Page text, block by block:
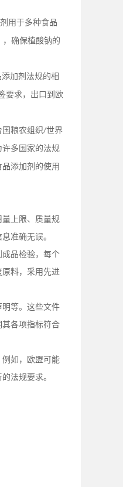
用于多种食品
，确保植酸钠的
加剂法规的相
要求，出口到欧
粮农组织/世界
许多国家的法规
添加剂的使用
量 上限、质量规
准确无误。
品检验，每个
料，采用先进
等。这些文件
各项指标符合
如，欧盟可能
法规要求。